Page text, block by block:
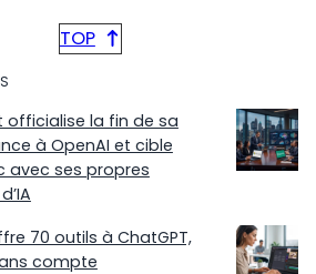
TOP
officialise la fin de sa
à OpenAI et cible
avec ses propres
70 outils à ChatGPT,
compte